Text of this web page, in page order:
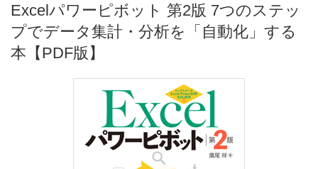
Excelパワーピボット 第2版 7つのステッ
プでデータ集計・分析を「自動化」する
本【PDF版】